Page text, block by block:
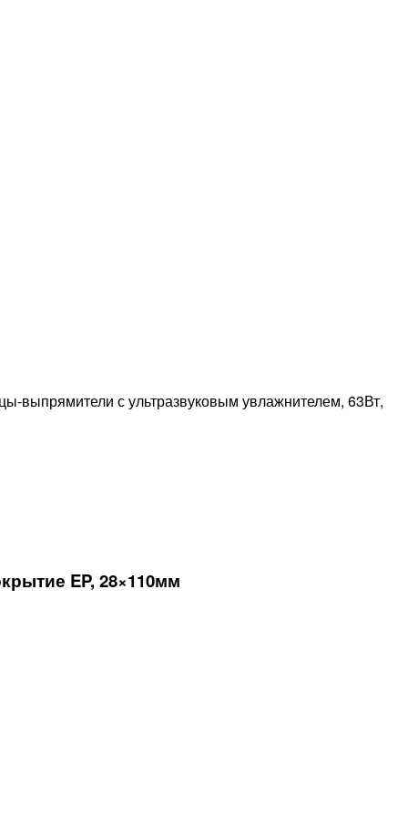
выпрямители с ультразвуковым увлажнителем, 63Вт,
EP, 28×110мм